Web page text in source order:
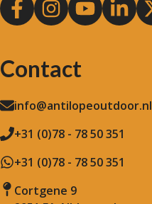
Contact
info@antilopeoutdoor.nl
+31 (0)78 - 78 50 351
+31 (0)78 - 78 50 351
Cortgene 9